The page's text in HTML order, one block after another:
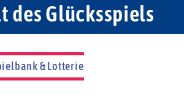
des Glücksspiels
& Lotterie